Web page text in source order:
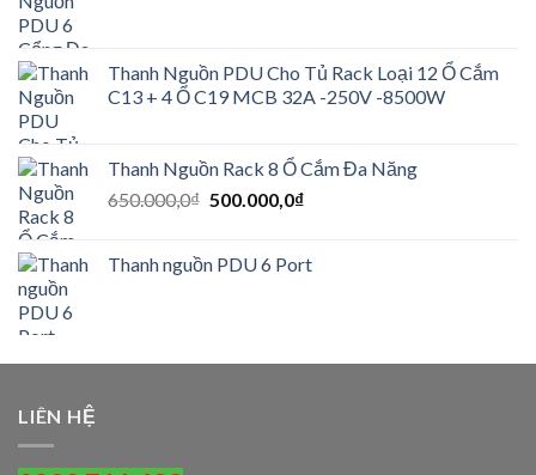
Thanh Nguồn PDU Cho Tủ Rack Loại 12 Ổ Cắm
C13 + 4 Ổ C19 MCB 32A -250V -8500W
Thanh Nguồn Rack 8 Ổ Cắm Đa Năng
650.000,0₫ Giá
650.000,0₫.
500.000,0₫Giá
là:
Thanh nguồn PDU 6 Port
LIÊN HỆ